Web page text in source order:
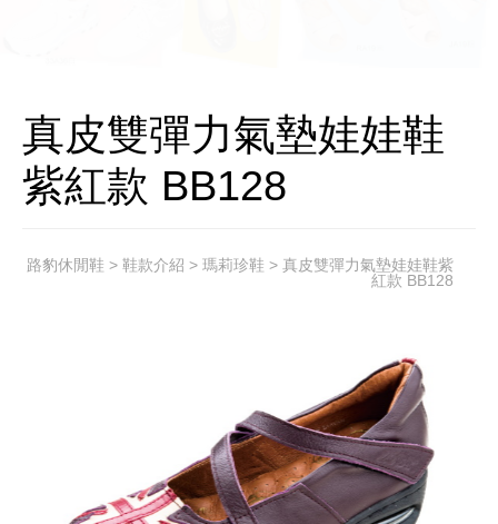
真皮雙彈力氣墊娃娃鞋
紫紅款 BB128
路豹休閒鞋 > 鞋款介紹 > 瑪莉珍鞋 > 真皮雙彈力氣墊娃娃鞋紫
紅款 BB128